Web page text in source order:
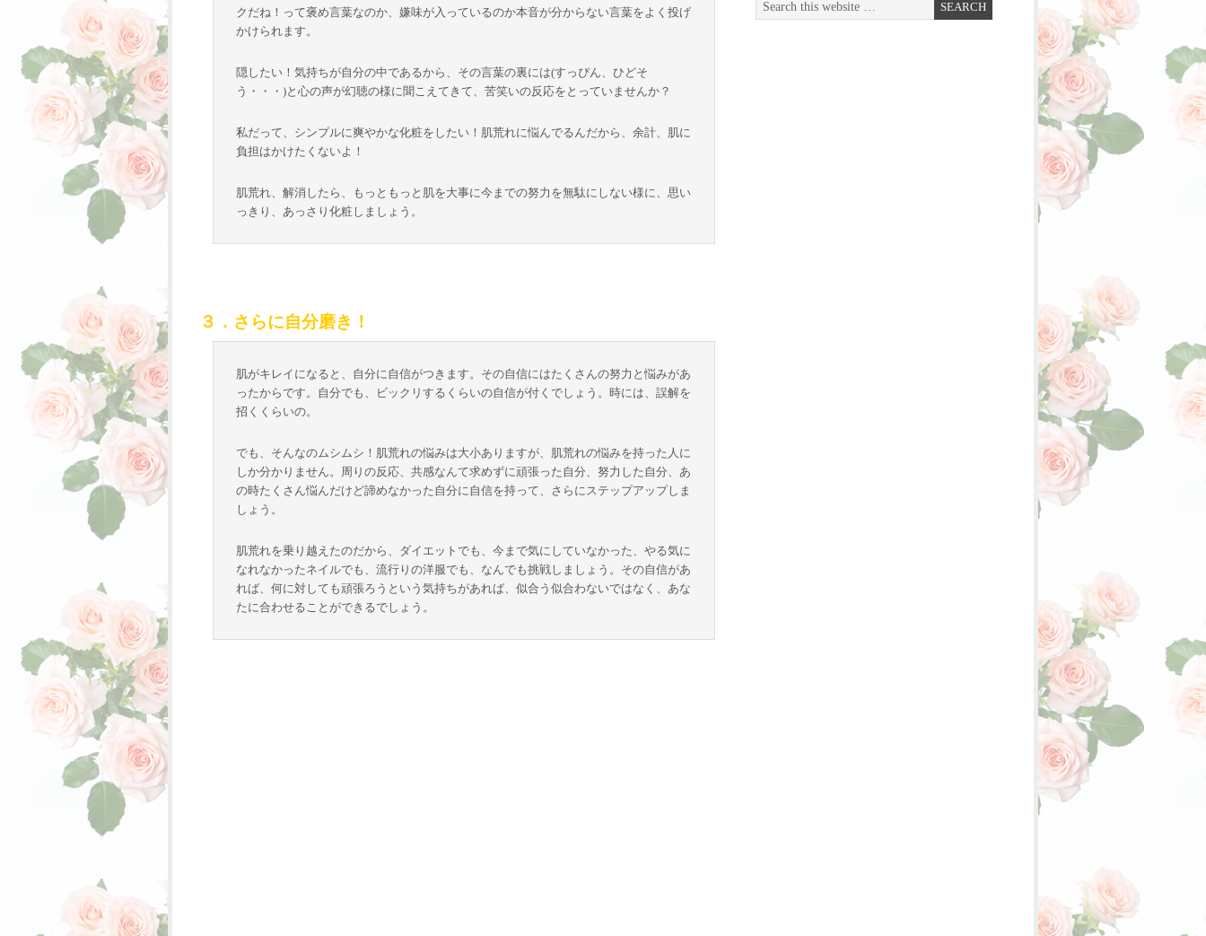
クだね！って褒め言葉なのか、嫌味が入っているのか本音が分からない言葉をよく投げ
かけられます。
隠したい！気持ちが自分の中であるから、その言葉の裏には(すっぴん、ひどそ
う・・・)と心の声が幻聴の様に聞こえてきて、苦笑いの反応をとっていませんか？
私だって、シンプルに爽やかな化粧をしたい！肌荒れに悩んでるんだから、余計、肌に
負担はかけたくないよ！
肌荒れ、解消したら、もっともっと肌を大事に今までの努力を無駄にしない様に、思い
っきり、あっさり化粧しましょう。
３．さらに自分磨き！
肌がキレイになると、自分に自信がつきます。その自信にはたくさんの努力と悩みがあ
ったからです。自分でも、ビックリするくらいの自信が付くでしょう。時には、誤解を
招くくらいの。
でも、そんなのムシムシ！肌荒れの悩みは大小ありますが、肌荒れの悩みを持った人に
しか分かりません。周りの反応、共感なんて求めずに頑張った自分、努力した自分、あ
の時たくさん悩んだけど諦めなかった自分に自信を持って、さらにステップアップしま
しょう。
肌荒れを乗り越えたのだから、ダイエットでも、今まで気にしていなかった、やる気に
なれなかったネイルでも、流行りの洋服でも、なんでも挑戦しましょう。その自信があ
れば、何に対しても頑張ろうという気持ちがあれば、似合う似合わないではなく、あな
たに合わせることができるでしょう。